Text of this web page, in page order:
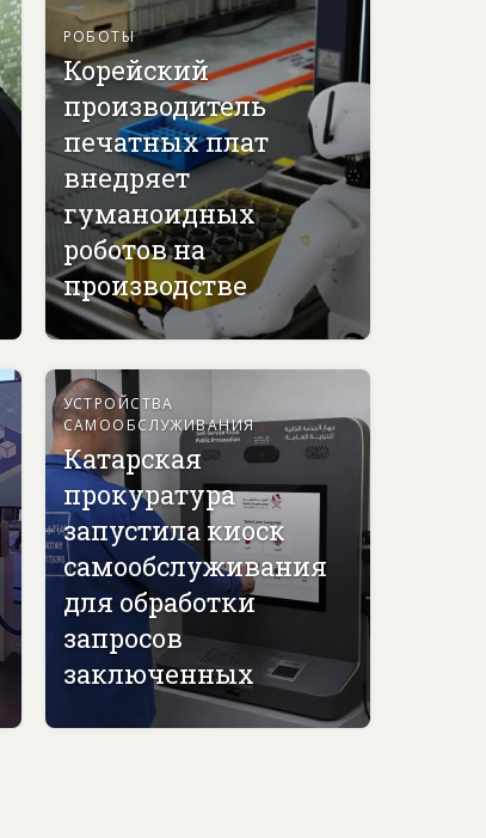
РОБОТЫ
Корейский
производитель
печатных плат
внедряет
гуманоидных
роботов на
производстве
УСТРОЙСТВА
САМООБСЛУЖИВАНИЯ
Катарская
прокуратура
запустила киоск
самообслуживания
для обработки
запросов
заключенных